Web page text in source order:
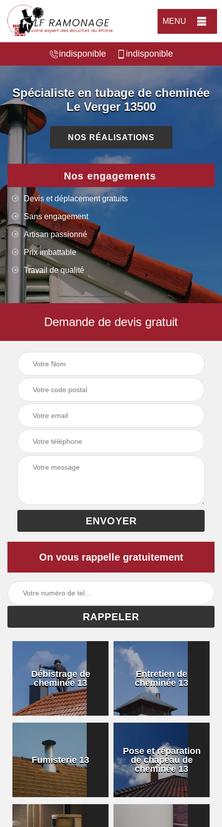
MENU
indisponible indisponible
Spécialiste en tubage de cheminée
Le Verger 13500
NOS RÉALISATIONS
Nos engagements
Devis et déplacement gratuits
Sans engagement
Artisan passionné
Prix imbattable
Travail de qualité
Demande de devis gratuit
On vous rappelle gratuitement
Débistrage de
cheminée 13
Entretien de
cheminée 13
Fumisterie 13
Pose et réparation
de chapeau de
cheminée 13